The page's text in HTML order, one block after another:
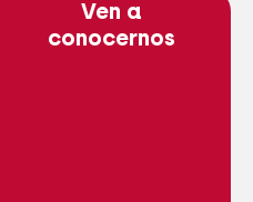
Ven a
conocernos